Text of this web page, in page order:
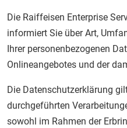
Die Raiffeisen Enterprise
informiert Sie über Art,
Ihrer personenbezogenen
Onlineangebotes und der
Die Datenschutzerklärung
durchgeführten
sowohl im Rahmen der